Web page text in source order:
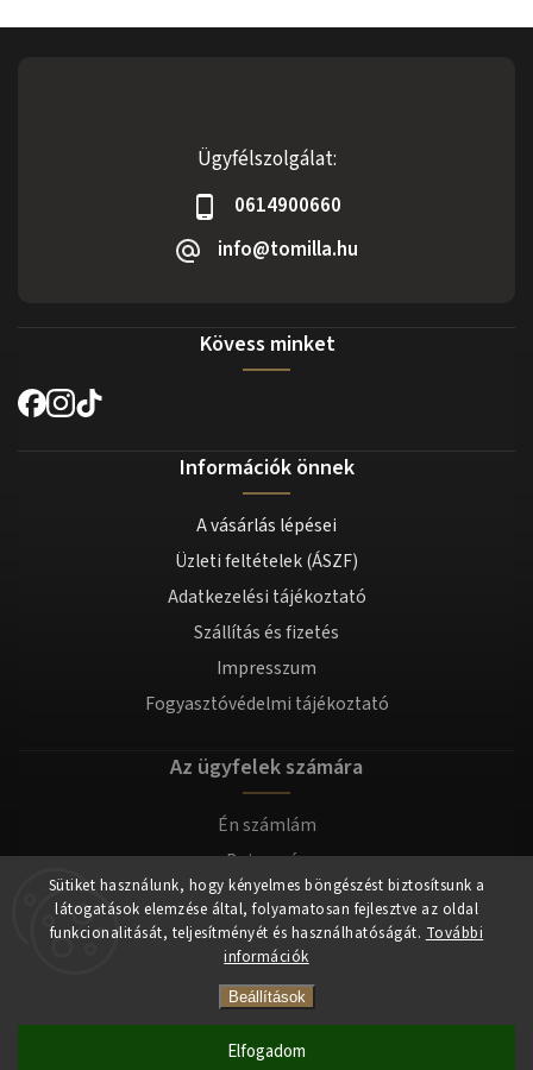
Sütiket használunk, hogy kényelmes böngészést biztosítsunk a
látogatások elemzése által, folyamatosan fejlesztve az oldal
funkcionalitását, teljesítményét és használhatóságát. További
információk
Beállítások
Elfogadom
Ügyfélszolgálat:
0614900660
info@tomilla.hu
Kövess minket
Információk önnek
A vásárlás lépései
Üzleti feltételek (ÁSZF)
Adatkezelési tájékoztató
Szállítás és fizetés
Impresszum
Fogyasztóvédelmi tájékoztató
Az ügyfelek számára
Én számlám
Bejegyzés
Bejelentkezés
Copyright 2026tomilla.hu. Minden jog fenntartva.